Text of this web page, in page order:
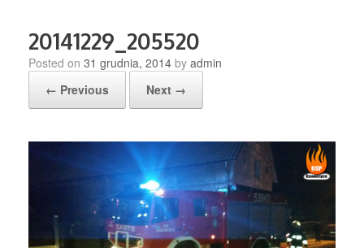
20141229_205520
Posted on 31 grudnia, 2014 by admin
← Previous
Next →